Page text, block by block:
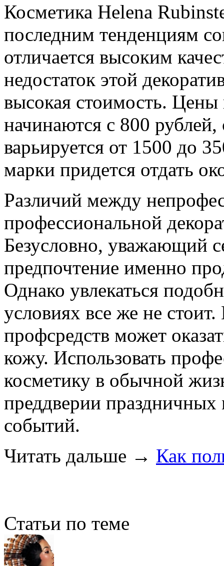
Косметика Helena
последним тенденциям
отличается высоким
недостаток этой
высокая стоимость.
начинаются с 800
варьируется от 1500 до
марки придется отдать
Различий между
профессиональной
Безусловно, уважающий
предпочтение именно
Однако увлекаться
условиях все же не
профсредств может
кожу. Использовать
косметику в обычной
преддверии
событий.
Читать дальше → Как
Статьи по теме